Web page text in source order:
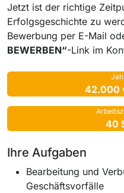
Jetzt ist der richtige
Erfolgsgeschichte zu
Bewerbung per E-Mail
BEWERBEN“-Link im
42.000
40
Ihre Aufgaben
Bearbeitung und
Geschäftsvorfälle